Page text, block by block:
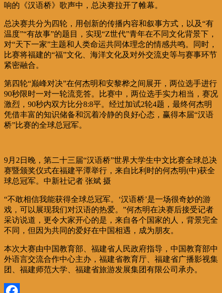
响的《汉语桥》歌声中，总决赛拉开了帷幕。
总决赛共分为四轮，用创新的传播内容和叙事方式，以及“有
温度”“有故事”的题目，实现“Z世代”青年在不同文化背景下，
对“天下一家”主题和人类命运共同体理念的情感共鸣。同时，
比赛将福建的“福”文化、海洋文化及对外交流史等与赛事环节
紧密融合。
第四轮“巅峰对决”在何杰明和安黎桦之间展开，两位选手进行
90秒限时一对一轮流竞答。比赛中，两位选手实力相当，赛况
激烈，90秒内双方比分8:8平。经过加试2轮4题，最终何杰明
凭借丰富的知识储备和沉着冷静的良好心态，赢得本届“汉语
桥”比赛的全球总冠军。
9月2日晚，第二十三届“汉语桥”世界大学生中文比赛全球总决
赛暨颁奖仪式在福建平潭举行，来自比利时的何杰明(中)获全
球总冠军。中新社记者 张斌 摄
“不敢相信我能获得全球总冠军。‘汉语桥’是一场很奇妙的游
戏，可以展现我们对汉语的热爱。”何杰明在决赛后接受记者
采访说道，更令大家开心的是，来自各个国家的人，背景完全
不同，但因为共同的爱好在中国相遇，成为朋友。
本次大赛由中国教育部、福建省人民政府指导，中国教育部中
外语言交流合作中心主办，福建省教育厅、福建省广播影视集
团、福建师范大学、福建省旅游发展集团有限公司承办。